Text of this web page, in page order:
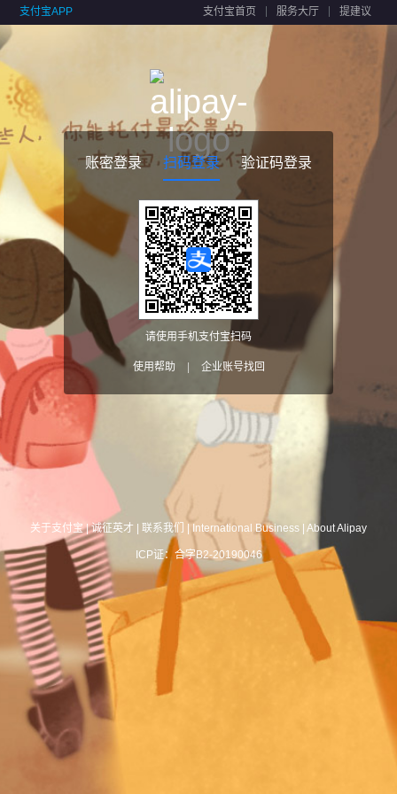
支付宝APP 支付宝首页 服务大厅 提建议
账密登录 扫码登录 验证码登录
请使用手机支付宝扫码
使用帮助 企业账号找回
关于支付宝|诚征英才 联系我们 International Business About Alipay
ICP证：合字B2-20190046